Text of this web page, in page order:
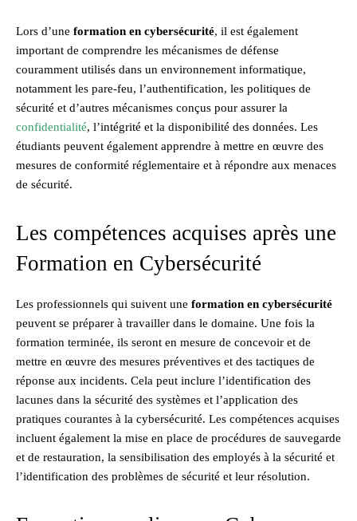
Lors d’une formation en cybersécurité, il est également
important de comprendre les mécanismes de défense
couramment utilisés dans un environnement informatique,
notamment les pare-feu, l’authentification, les politiques de
sécurité et d’autres mécanismes conçus pour assurer la
confidentialité, l’intégrité et la disponibilité des données. Les
étudiants peuvent également apprendre à mettre en œuvre des
mesures de conformité réglementaire et à répondre aux menaces
de sécurité.
Les compétences acquises après une
Formation en Cybersécurité
Les professionnels qui suivent une formation en cybersécurité
peuvent se préparer à travailler dans le domaine. Une fois la
formation terminée, ils seront en mesure de concevoir et de
mettre en œuvre des mesures préventives et des tactiques de
réponse aux incidents. Cela peut inclure l’identification des
lacunes dans la sécurité des systèmes et l’application des
pratiques courantes à la cybersécurité. Les compétences acquises
incluent également la mise en place de procédures de sauvegarde
et de restauration, la sensibilisation des employés à la sécurité et
l’identification des problèmes de sécurité et leur résolution.